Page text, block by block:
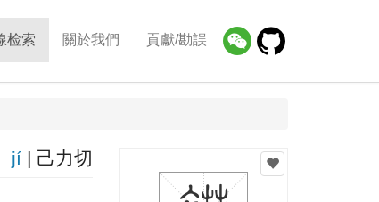
检索 關於我們 貢獻/勘誤
jí| 己力切